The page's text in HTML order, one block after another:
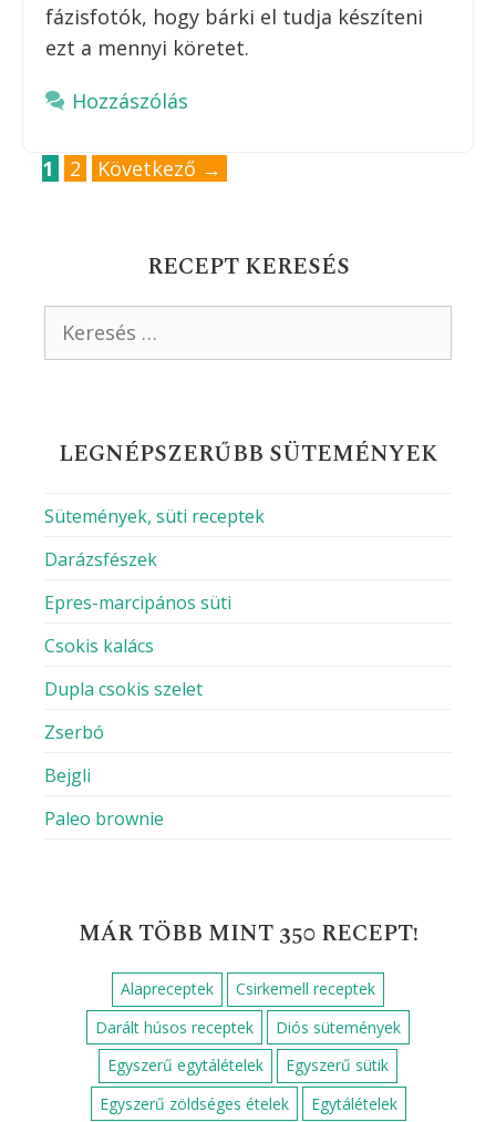
fázisfotók, hogy bárki el tudja készíteni
ezt a mennyi köretet.
Hozzászólás
Oldal
1 Oldal
2 Következő →
RECEPT KERESÉS
LEGNÉPSZERŰBB SÜTEMÉNYEK
Sütemények, süti receptek
Darázsfészek
Epres-marcipános süti
Csokis kalács
Dupla csokis szelet
Zserbó
Bejgli
Paleo brownie
MÁR TÖBB MINT 350 RECEPT!
Alapreceptek
Csirkemell receptek
Darált húsos receptek
Diós sütemények
Egyszerű egytálételek
Egyszerű sütik
Egyszerű zöldséges ételek
Egytálételek